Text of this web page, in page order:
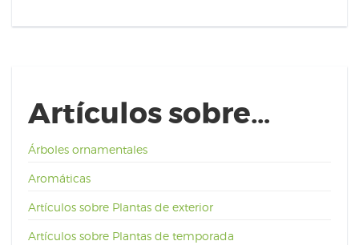
Artículos sobre…
Árboles ornamentales
Aromáticas
Artículos sobre Plantas de exterior
Artículos sobre Plantas de temporada